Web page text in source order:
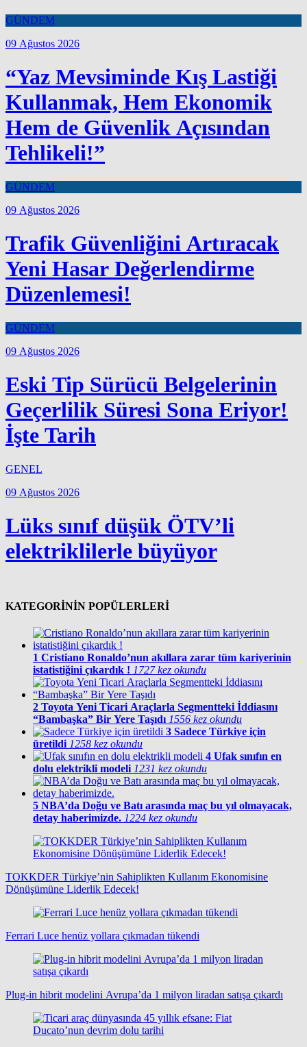
GÜNDEM
09 Ağustos 2026
“Yaz Mevsiminde Kış Lastiği
Kullanmak, Hem Ekonomik
Hem de Güvenlik Açısından
Tehlikeli!”
GÜNDEM
09 Ağustos 2026
Trafik Güvenliğini Artıracak
Yeni Hasar Değerlendirme
Düzenlemesi!
GÜNDEM
09 Ağustos 2026
Eski Tip Sürücü Belgelerinin
Geçerlilik Süresi Sona Eriyor!
İşte Tarih
GENEL
09 Ağustos 2026
Lüks sınıf düşük ÖTV’li
elektriklilerle büyüyor
KATEGORİNİN POPÜLERLERİ
1 Cristiano Ronaldo’nun akıllara zarar tüm kariyerinin
istatistiğini çıkardık ! 1727 kez okundu
2 Toyota Yeni Ticari Araçlarla Segmentteki İddiasını
“Bambaşka” Bir Yere Taşıdı 1556 kez okundu
3 Sadece Türkiye için
üretildi 1258 kez okundu
4 Ufak sınıfın en
dolu elektrikli modeli 1231 kez okundu
5 NBA’da Doğu ve Batı arasında maç bu yıl olmayacak,
detay haberimizde. 1224 kez okundu
TOKKDER Türkiye’nin Sahiplikten Kullanım Ekonomisine
Dönüşümüne Liderlik Edecek!
Ferrari Luce henüz yollara çıkmadan tükendi
Plug-in hibrit modelini Avrupa’da 1 milyon liradan satışa çıkardı